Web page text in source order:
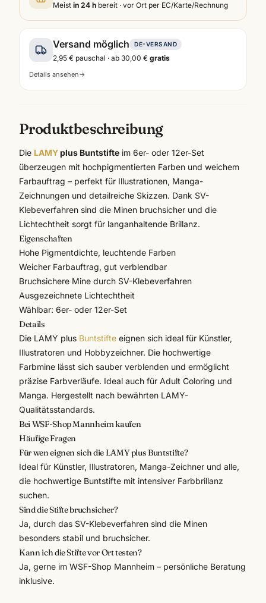
Meist in 24 h bereit · vor Ort per EC/Karte/Rechnung
Versand möglich DE-VERSAND
2,95 € pauschal · ab 30,00 € gratis
Details ansehen→
Produktbeschreibung
Die LAMYplus Buntstifte im 6er- oder 12er-Set
überzeugen mit hochpigmentierten Farben und weichem
Farbauftrag – perfekt für Illustrationen, Manga-
Zeichnungen und detailreiche Skizzen. Dank SV-
Klebeverfahren sind die Minen bruchsicher und die
Lichtechtheit sorgt für langanhaltende Brillanz.
Eigenschaften
Hohe Pigmentdichte, leuchtende Farben
Weicher Farbauftrag, gut verblendbar
Bruchsichere Mine durch SV-Klebeverfahren
Ausgezeichnete Lichtechtheit
Wählbar: 6er- oder 12er-Set
Details
Die LAMY plus Buntstifte eignen sich ideal für Künstler,
Illustratoren und Hobbyzeichner. Die hochwertige
Farbmine lässt sich sauber verblenden und ermöglicht
präzise Farbverläufe. Ideal auch für Adult Coloring und
Manga. Hergestellt nach bewährten LAMY-
Qualitätsstandards.
Bei WSF-Shop Mannheim kaufen
Häufige Fragen
Für wen eignen sich die LAMY plus Buntstifte?
Ideal für Künstler, Illustratoren, Manga-Zeichner und alle,
die hochwertige Buntstifte mit intensiver Farbbrillanz
suchen.
Sind die Stifte bruchsicher?
Ja, durch das SV-Klebeverfahren sind die Minen
besonders stabil und bruchsicher.
Kann ich die Stifte vor Ort testen?
Ja, gerne im WSF-Shop Mannheim – persönliche Beratung
inklusive.